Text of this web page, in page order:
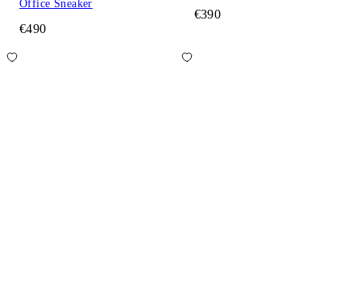
Office Sneaker
€490
€390